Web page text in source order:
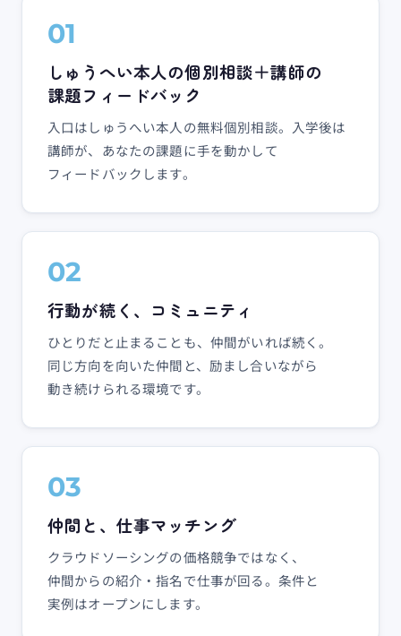
01
しゅう​へい本人の​個別相談＋講師の​
課題フィードバック
入口は​しゅう​へい本人の​無料個別相談。​入学後は​
講師が、​あなたの​課題に​手を​動かして​
フィードバックします。
02
行動が​続く、​コミュニティ
ひとりだと​止まることも、​仲間が​いれば​続く。​
同じ方​向を​向いた​仲間と、​励まし合いながら​
動き続けられる​環境です。
03
仲間と、​仕事マッチング
クラウドソーシングの​価格競争ではなく、​
仲間からの​紹介・指名で​仕事が​回る。​条件と​
実例は​オープンにします。